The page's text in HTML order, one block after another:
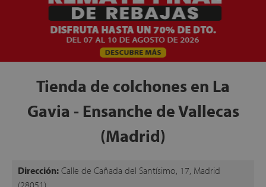
Tienda de colchones en La
Gavia - Ensanche de Vallecas
(Madrid)
Dirección: Calle de Cañada del Santísimo, 17, Madrid
(28051)